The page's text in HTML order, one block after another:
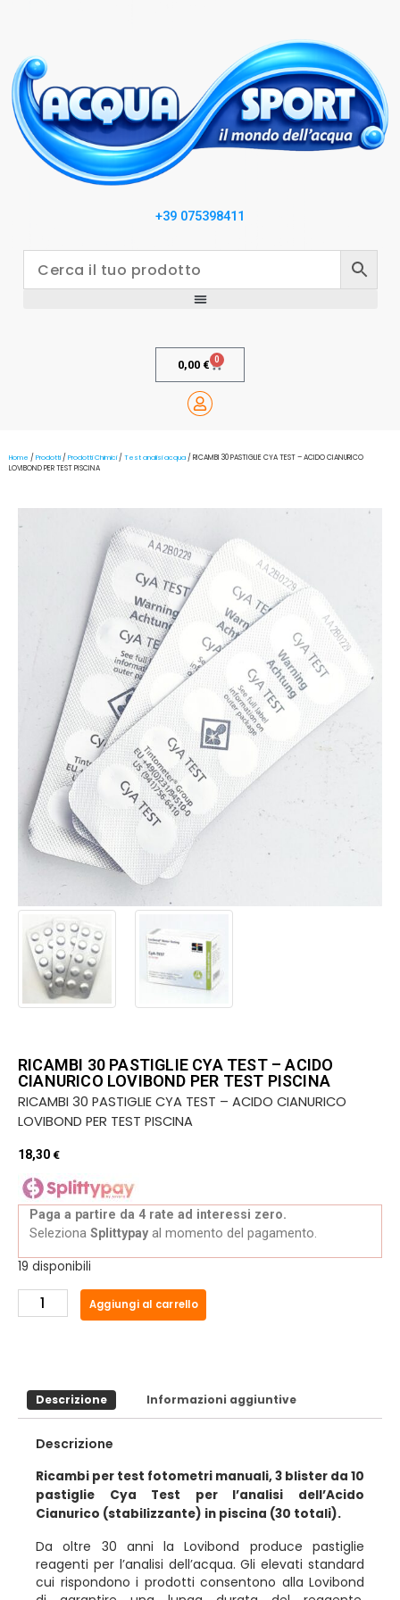
+39 075398411
0,00 € 0
Home / Prodotti/ Prodotti Chimici/ Test analisi acqua / RICAMBI 30 PASTIGLIE CYA TEST – ACIDO CIANURICO
LOVIBOND PER TEST PISCINA
RICAMBI 30 PASTIGLIE CYA TEST – ACIDO
CIANURICO LOVIBOND PER TEST PISCINA
RICAMBI 30 PASTIGLIE CYA TEST – ACIDO CIANURICO
LOVIBOND PER TEST PISCINA
18,30€
Paga a partire da 4 rate ad interessi zero.
Seleziona Splittypay al momento del pagamento.
19 disponibili
Aggiungi al carrello
Descrizione Informazioni aggiuntive
Descrizione
Ricambi per test fotometri manuali, 3 blister da 10
pastiglie Cya Test per l’analisi dell’Acido
Cianurico (stabilizzante) in piscina (30 totali).
Da oltre 30 anni la Lovibond produce pastiglie
reagenti per l’analisi dell’acqua. Gli elevati standard
cui rispondono i prodotti consentono alla Lovibond